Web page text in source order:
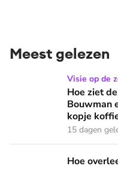
Meest gelezen
Hoe ziet de ideale
Visie op de
Hoe ziet
Bouwman
kopje
15 dagen
Hoe overleef je als
Hoe